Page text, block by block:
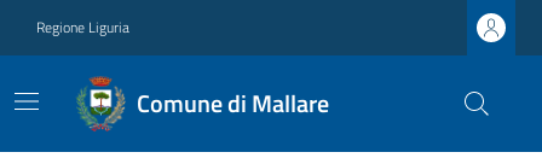
Regione Liguria
Comune di Mallare